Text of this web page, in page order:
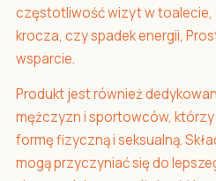
częstotliwość wizyt w
krocza, czy spadek energii,
wsparcie.
Produkt jest również
mężczyzn i sportowców,
formę fizyczną i seksualną.
mogą przyczyniać się do